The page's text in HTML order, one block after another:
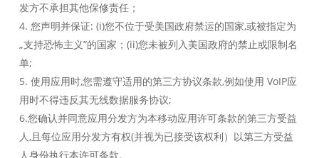
发方不承担其他保修责任；
4. 您声明并保证: (i)您不位于受美国政府禁运的国家,或被指定为
„支持恐怖主义”的国家；(ii)您未被列入美国政府的禁止或限制名
单;
5. 使用应用时,您需遵守适用的第三方协议条款,例如使用 VoIP应
用时不得违反其无线数据服务协议;
6.您确认并同意应用分发方为本移动应用许可条款的第三方受益
人,且每位应用分发方有权(并视为已接受该权利）以第三方受益
人身份执行本许可条款。